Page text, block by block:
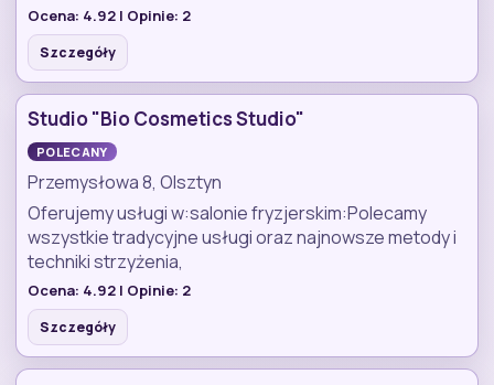
Ocena: 4.92 | Opinie: 2
Szczegóły
Studio "Bio Cosmetics Studio"
POLECANY
Przemysłowa 8, Olsztyn
Oferujemy usługi w:salonie fryzjerskim:Polecamy
wszystkie tradycyjne usługi oraz najnowsze metody i
techniki strzyżenia,
Ocena: 4.92 | Opinie: 2
Szczegóły